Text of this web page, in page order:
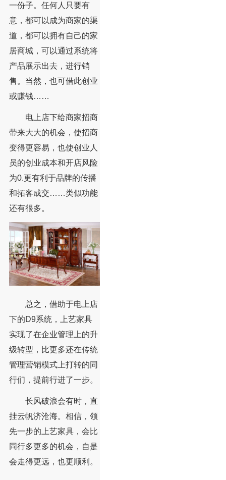
一份子。任何人只要有
意，都可以成为商家的渠
道，都可以拥有自己的家
居商城，可以通过系统将
产品展示出去，进行销
售。当然，也可借此创业
或赚钱……
电上店下给商家招商
带来大大的机会，使招商
变得更容易，也使创业人
员的创业成本和开店风险
为0.更有利于品牌的传播
和拓客成交……类似功能
还有很多。
总之，借助于电上店
下的D9系统，上艺家具
实现了在企业管理上的升
级转型，比更多还在传统
管理营销模式上打转的同
行们，提前行进了一步。
长风破浪会有时，直
挂云帆济沧海。相信，领
先一步的上艺家具，会比
同行多更多的机会，自是
会走得更远，也更顺利。